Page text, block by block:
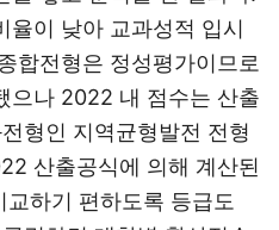
율이 낮아 교과성적 입시
합전형은 정성평가이므로
으나 2022 내 점수는 산출
형인 지역균형발전 전형
산출공식에 의해 계산된
하기 편하도록 등급도